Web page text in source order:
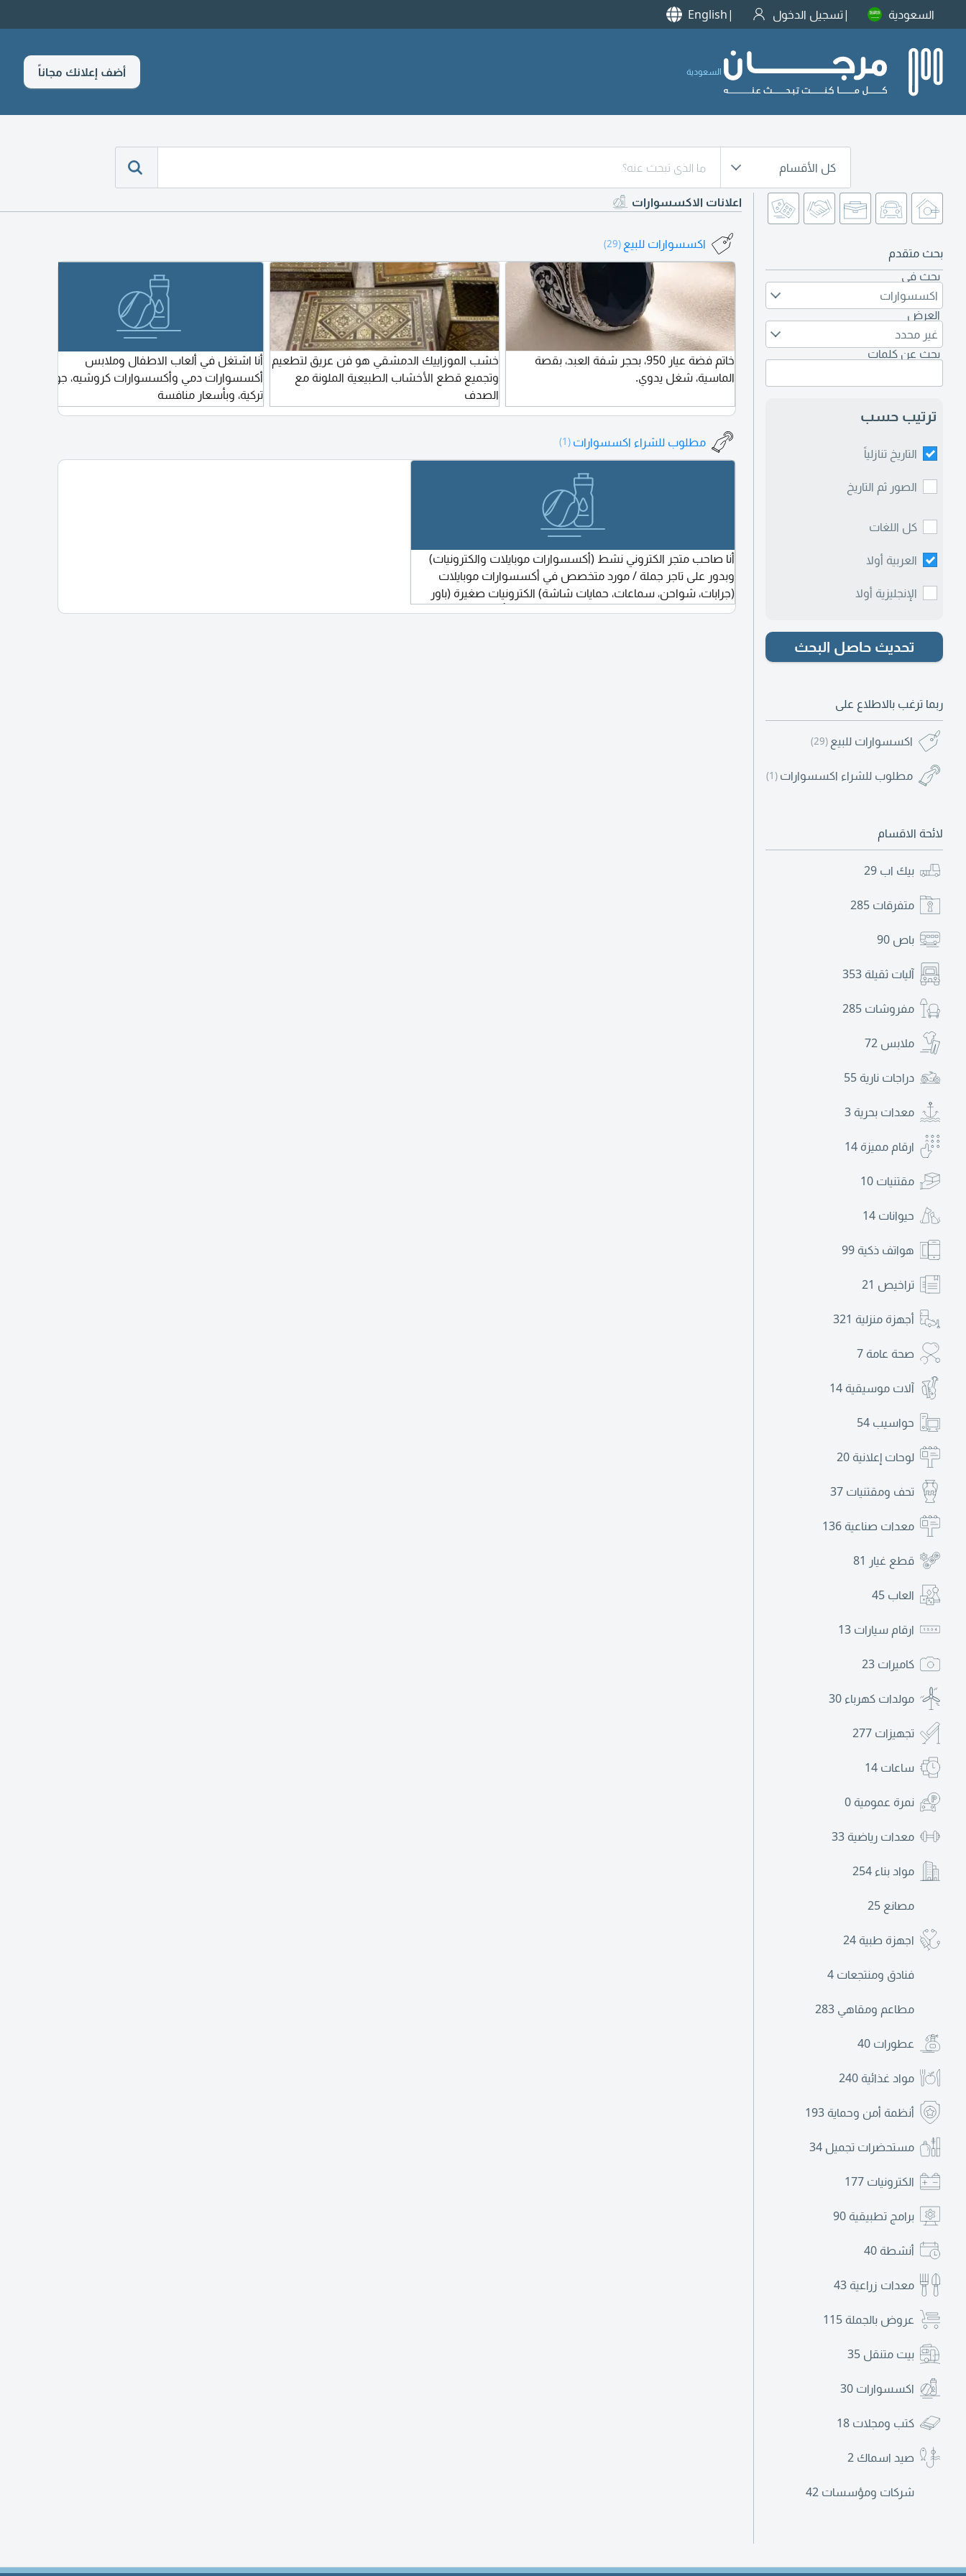
السعودية تسجيل الدخول English
السعودية أضف إعلانك مجاناً
كل الأقسام
بحث متقدم
بحث في
اكسسوارات
العرض
غير محدد
بحث عن كلمات
ترتيب حسب
التاريخ تنازلياً
الصور ثم التاريخ
كل اللغات
العربية أولا
الإنجليزية أولا
تحديث حاصل البحث
ربما ترغب بالاطلاع على
اكسسوارات للبيع (29)
مطلوب للشراء اكسسوارات (1)
لائحة الاقسام
بيك اب 29
متفرقات 285
باص 90
آليات ثقيلة 353
مفروشات 285
ملابس 72
دراجات نارية 55
معدات بحرية 3
ارقام مميزة 14
مقتنيات 10
حيوانات 14
هواتف ذكية 99
تراخيص 21
أجهزة منزلية 321
صحة عامة 7
آلات موسيقية 14
حواسيب 54
لوحات إعلانية 20
تحف ومقتنيات 37
معدات صناعية 136
قطع غيار 81
العاب 45
ارقام سيارات 13
كاميرات 23
مولدات كهرباء 30
تجهيزات 277
ساعات 14
نمرة عمومية 0
معدات رياضية 33
مواد بناء 254
مصانع 25
اجهزة طبية 24
فنادق ومنتجعات 4
مطاعم ومقاهي 283
عطورات 40
مواد غذائية 240
أنظمة أمن وحماية 193
مستحضرات تجميل 34
الكترونيات 177
برامج تطبيقية 90
أنشطة 40
معدات زراعية 43
عروض بالجملة 115
بيت متنقل 35
اكسسوارات 30
كتب ومجلات 18
صيد اسماك 2
شركات ومؤسسات 42
اعلانات الاكسسوارات
اكسسوارات للبيع (29)
خاتم فضة عيار 950، بحجر شفة العبد، بقصة
الماسية، شغل يدوي.
خشب الموزاييك الدمشقي هو فن عريق لتطعيم
وتجميع قطع الأخشاب الطبيعية الملونة مع
الصدف
أنا اشتغل في ألعاب الاطفال وملابس
أكسسوارات دمي وأكسسوارات كروشيه، جودة
تركية، وبأسعار منافسة
مطلوب للشراء اكسسوارات (1)
أنا صاحب متجر الكتروني نشط (أكسسوارات موبايلات والكترونيات)
وبدور على تاجر جملة / مورد متخصص في أكسسوارات موبايلات
(جرابات، شواحن، سماعات، حمايات شاشة) الكترونيات صغيرة (باور
بانك، كابلات، أدوات ذكية) المطلوب تعامل جملة بأسعار تنافسية